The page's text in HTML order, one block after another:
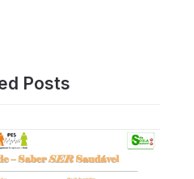
Posts